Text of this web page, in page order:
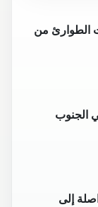
الطوارئ من
الجنوب
إلى